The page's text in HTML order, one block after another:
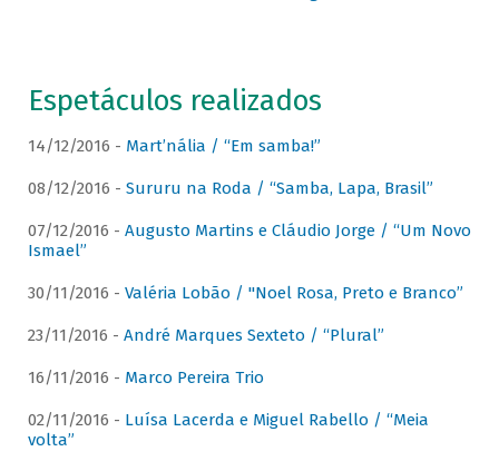
Espetáculos realizados
14/12/2016 - Mart’nália / “Em samba!”
08/12/2016 - Sururu na Roda / “Samba, Lapa, Brasil”
07/12/2016 - Augusto Martins e Cláudio Jorge / “Um Novo
Ismael”
30/11/2016 - Valéria Lobão / "Noel Rosa, Preto e Branco”
23/11/2016 - André Marques Sexteto / “Plural”
16/11/2016 - Marco Pereira Trio
02/11/2016 - Luísa Lacerda e Miguel Rabello / “Meia
volta”